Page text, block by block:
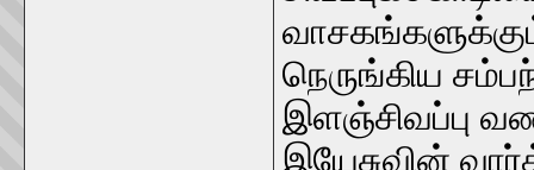
நெருங்கிய
இளஞ்சிவப்பு
இயேசுவின்